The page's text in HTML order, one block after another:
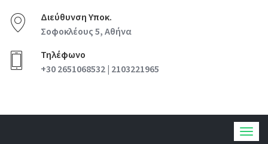
Διεύθυνση Υποκ.
Σοφοκλέους 5, Αθήνα
Τηλέφωνο
+30 2651068532 | 2103221965